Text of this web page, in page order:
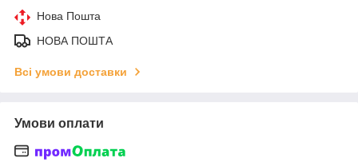
Нова Пошта
НОВА ПОШТА
Всі умови доставки
Умови оплати